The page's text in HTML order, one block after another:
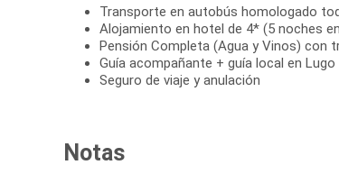
Transporte en autobús homologado
Alojamiento en hotel de 4* (5 noches
Pensión Completa (Agua y Vinos) con
Guía acompañante + guía local en Lugo
Seguro de viaje y anulación
Notas